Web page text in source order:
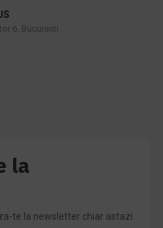
6, Bucuresti
la
te la newsletter chiar astazi.